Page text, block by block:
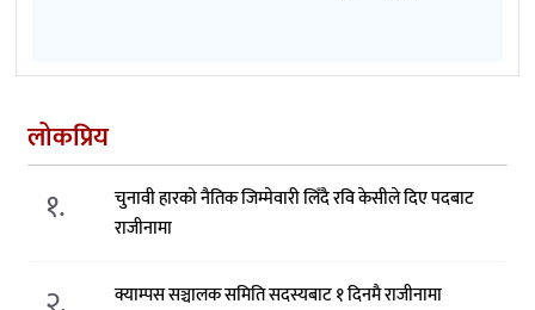
लोकप्रिय
१.
चुनावी हारको नैतिक जिम्मेवारी लिँदै रवि केसीले दिए पदबाट
राजीनामा
क्याम्पस सञ्चालक समिति सदस्यबाट १ दिनमै राजीनामा